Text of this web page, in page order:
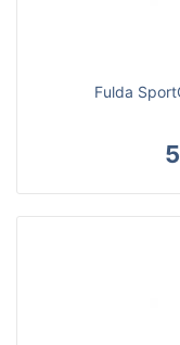
Fulda